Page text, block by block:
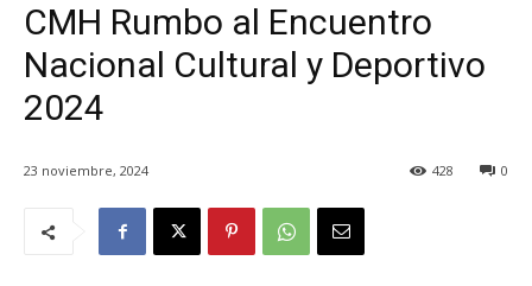
CMH Rumbo al Encuentro
Nacional Cultural y Deportivo
2024
23 noviembre, 2024 0
428